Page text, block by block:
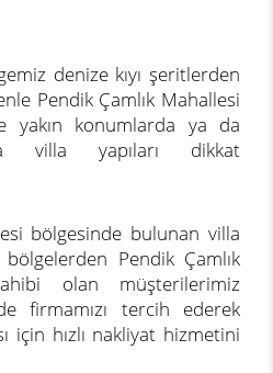
denize kıyı şeritlerden
Pendik Çamlık Mahallesi
yakın konumlarda ya da
villa yapıları dikkat
bölgesinde bulunan villa
Pendik Çamlık
olan müşterilerimiz
firmamızı tercih ederek
için hızlı nakliyat hizmetini